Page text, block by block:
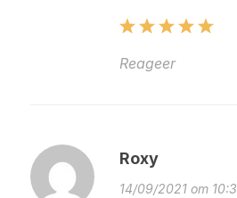
Reageer
Roxy
14/09/2021 om